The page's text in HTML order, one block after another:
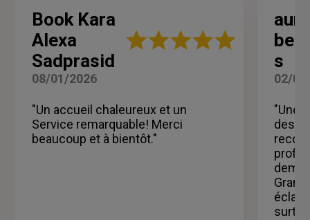
Book Kara
Alexa
Sadprasid
Note
08/01/2026
"Un accueil chaleureux et un
Service remarquable! Merci
beaucoup et à bientôt."
s
02/
"Une
des